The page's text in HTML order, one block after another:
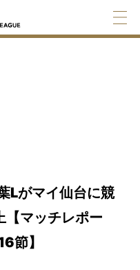
Lがマイ仙台に競
【マッチレポー
節】